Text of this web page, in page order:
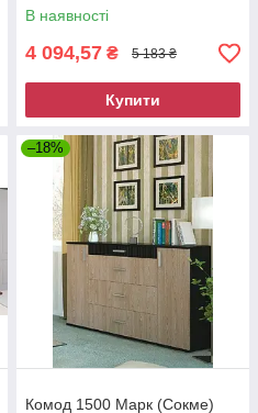
В наявності
4 094,57 ₴ 5 183 ₴
Купити
–18%
Комод 1500 Марк (Сокме)